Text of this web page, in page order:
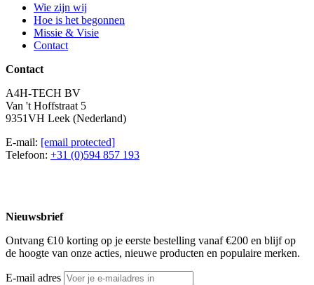
Wie zijn wij
Hoe is het begonnen
Missie & Visie
Contact
Contact
A4H-TECH BV
Van 't Hoffstraat 5
9351VH Leek (Nederland)
E-mail: [email protected]
Telefoon: +31 (0)594 857 193
Nieuwsbrief
Ontvang €10 korting op je eerste bestelling vanaf €200 en blijf op
de hoogte van onze acties, nieuwe producten en populaire merken.
E-mail adres